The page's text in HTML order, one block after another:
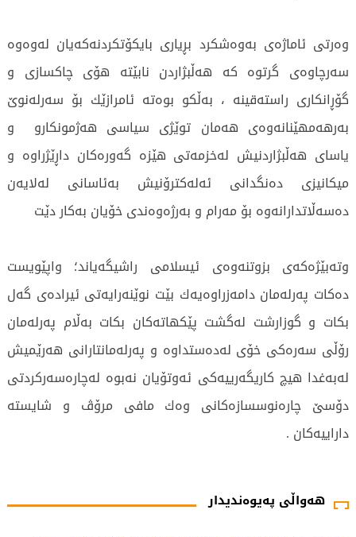
هەواڵی پەیوەندیدار
وەرتی ئاماژەی بەوەشكرد بڕیاری بایكۆتكردنەكەیان لەوەوە
سەرچاوەی گرتوە كە هەڵبژاردن نابێتە هۆی چاكسازی و
گۆڕانكاری راستەقینە ، بەڵكو بوەتە ئامرازێك بۆ سەرلەنوێ
بەرهەمهێنانەوەی هەمان توێژی سیاسی هەژمونكارو و
یاسای هەڵبژاردنیش لەخزمەتی هێزە گەورەكان داڕێژراوە و
میكانیزی دەنگدانی ئەلەكترۆنیش بەئاسانی لەلایەن
دەسەڵاتدارانەوە بۆ مەرام و بەرژەوەندی خۆیان بەكار دێت
وتەبێژەكەی بزوتنەوەی ئیسلامی راشیگەیاند؛ واپێویست
دەكات پەرلەمان دامەزراوەیەك بێت نوێنەرایەتی ئیرادەی گەل
بكات و گوزارشت لەگشت پێكهاتەكان بكات بەڵام پەرلەمان
رۆڵی سەرەكی خۆی لەدەستداوە و پەرلەمانتارانی هەرێمیش
لەبەغدا هیچ كاریگەرییەكی ئەوتۆیان نەبوە لەچارەسەركردتی
دۆسێ چارەنوسسازەكانی وەك مافی مرۆڤ و شایستە
داراییەكان .